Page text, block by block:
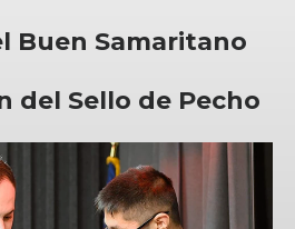
Buen Samaritano
del Sello de Pecho